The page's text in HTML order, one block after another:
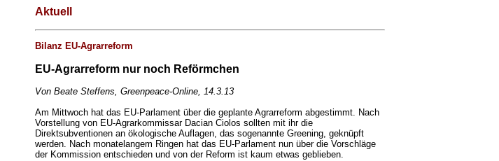
Aktuell
Bilanz EU-Agrarreform
EU-Agrarreform nur noch Reförmchen
Von Beate Steffens, Greenpeace-Online, 14.3.13
Am Mittwoch hat das EU-Parlament über die geplante Agrarreform abgestimmt. Nach
Vorstellung von EU-Agrarkommissar Dacian Ciolos sollten mit ihr die
Direktsubventionen an ökologische Auflagen, das sogenannte Greening, geknüpft
werden. Nach monatelangem Ringen hat das EU-Parlament nun über die Vorschläge
der Kommission entschieden und von der Reform ist kaum etwas geblieben.